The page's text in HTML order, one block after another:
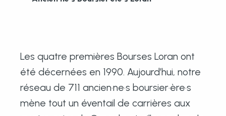
Les quatre premières Bourses Loran ont
été décernées en 1990. Aujourd’hui, notre
réseau de 711 ancien·ne·s boursier·ère·s
mène tout un éventail de carrières aux